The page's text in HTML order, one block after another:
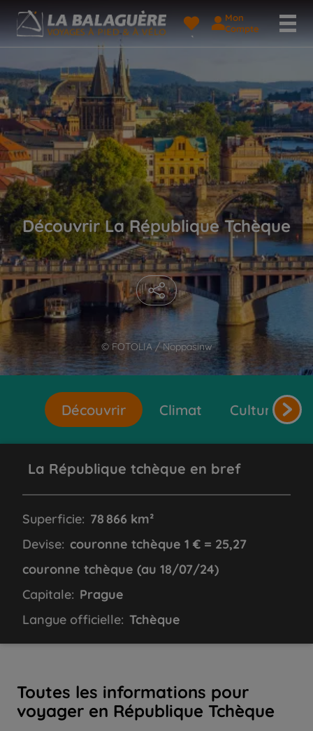
Mon
Compte
© FOTOLIA / Noppasinw
Découvrir La République Tchèque
Découvrir Climat Cultures et
Toutes les informations pour
voyager en République Tchèque
La République tchèque en bref
Superficie: 78 866 km²
Devise: couronne tchèque 1 € = 25,27
couronne tchèque (au 18/07/24)
Capitale: Prague
Langue officielle: Tchèque